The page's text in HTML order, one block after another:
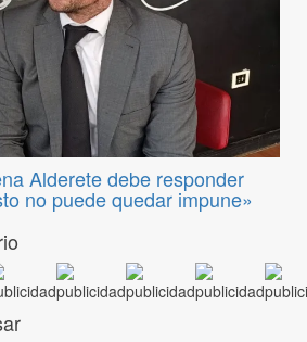
Alderete debe responder
no puede quedar impune»